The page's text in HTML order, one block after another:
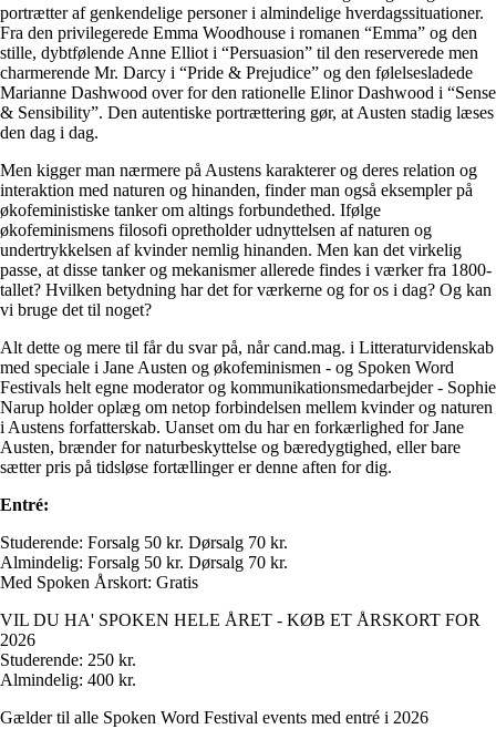
portrætter af genkendelige personer i almindelige hverdagssituationer.
Fra den privilegerede Emma Woodhouse i romanen “Emma” og den
stille, dybtfølende Anne Elliot i “Persuasion” til den reserverede men
charmerende Mr. Darcy i “Pride & Prejudice” og den følelsesladede
Marianne Dashwood over for den rationelle Elinor Dashwood i “Sense
& Sensibility”. Den autentiske portrættering gør, at Austen stadig læses
den dag i dag.
Men kigger man nærmere på Austens karakterer og deres relation og
interaktion med naturen og hinanden, finder man også eksempler på
økofeministiske tanker om altings forbundethed. Ifølge
økofeminismens filosofi opretholder udnyttelsen af naturen og
undertrykkelsen af kvinder nemlig hinanden. Men kan det virkelig
passe, at disse tanker og mekanismer allerede findes i værker fra 1800-
tallet? Hvilken betydning har det for værkerne og for os i dag? Og kan
vi bruge det til noget?
Alt dette og mere til får du svar på, når cand.mag. i Litteraturvidenskab
med speciale i Jane Austen og økofeminismen - og Spoken Word
Festivals helt egne moderator og kommunikationsmedarbejder - Sophie
Narup holder oplæg om netop forbindelsen mellem kvinder og naturen
i Austens forfatterskab. Uanset om du har en forkærlighed for Jane
Austen, brænder for naturbeskyttelse og bæredygtighed, eller bare
sætter pris på tidsløse fortællinger er denne aften for dig.
Entré:
Studerende: Forsalg 50 kr. Dørsalg 70 kr.
Almindelig: Forsalg 50 kr. Dørsalg 70 kr.
Med Spoken Årskort: Gratis
VIL DU HA' SPOKEN HELE ÅRET - KØB ET ÅRSKORT FOR
2026
Studerende: 250 kr.
Almindelig: 400 kr.
Gælder til alle Spoken Word Festival events med entré i 2026